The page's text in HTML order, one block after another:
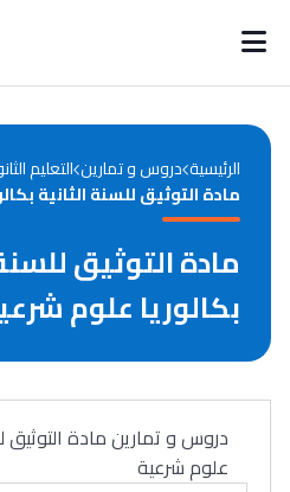
Annonces bourses
الرئيسية دروس و تمارين التعليم
مادة التوثيق للسنة الثانية
مادة التوثيق
بكالوريا علوم
دروس و تمارين مادة التوثيق
علوم شرعية